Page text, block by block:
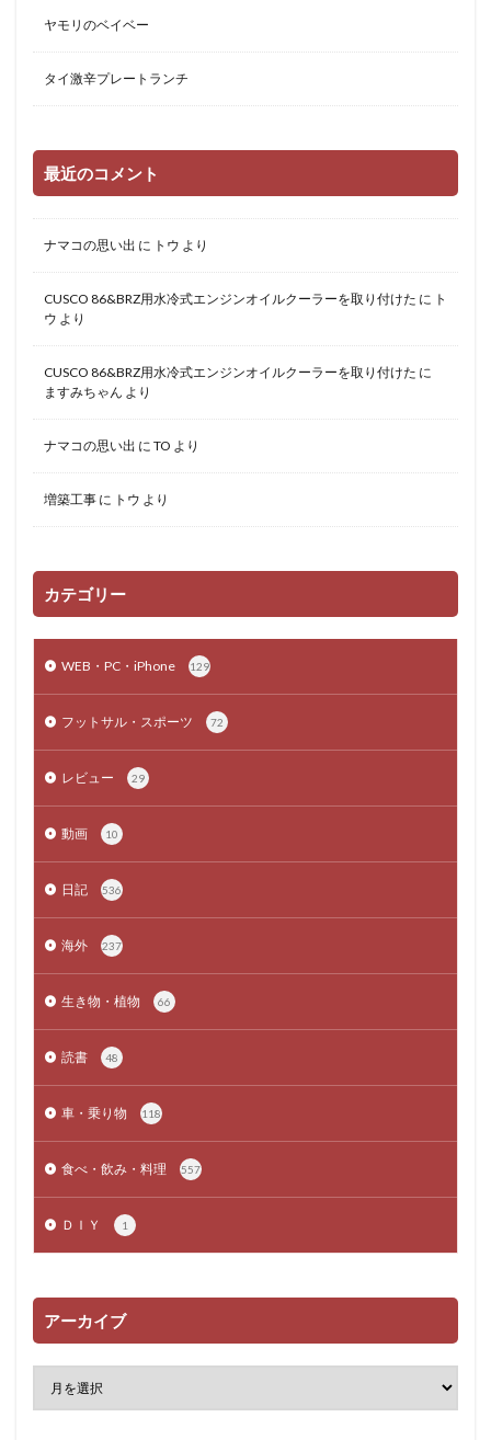
ヤモリのベイベー
タイ激辛プレートランチ
最近のコメント
ナマコの思い出 に トウ より
CUSCO 86&BRZ用水冷式エンジンオイルクーラーを取り付けた に ト
ウ より
CUSCO 86&BRZ用水冷式エンジンオイルクーラーを取り付けた に
ますみちゃん より
ナマコの思い出 に TO より
増築工事 に トウ より
カテゴリー
WEB・PC・iPhone 129
フットサル・スポーツ 72
レビュー 29
動画 10
日記 536
海外 237
生き物・植物 66
読書 48
車・乗り物 118
食べ・飲み・料理 557
ＤＩＹ 1
アーカイブ